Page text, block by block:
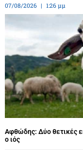
07/08/2026 1:26 μμ
Αφθώδης: Δύο θετικές
ο ιός